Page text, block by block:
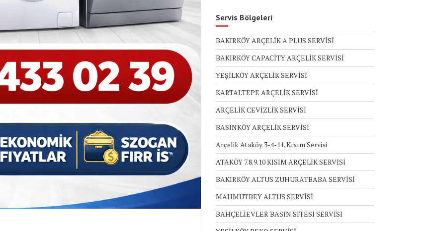
Servis Bölgeleri
BAKIRKÖY ARÇELİK A PLUS SERVİSİ
BAKIRKÖY CAPACİTY ARÇELİK SERVİSİ
YEŞİLKÖY ARÇELİK SERVİSİ
KARTALTEPE ARÇELİK SERVİSİ
ARÇELİK CEVİZLİK SERVİSİ
BASINKÖY ARÇELİK SERVİSİ
Arçelik Ataköy 3-4-11. Kısım Servisi
ATAKÖY 7.8.9.10 KISIM ARÇELİK SERVİSİ
BAKIRKÖY ALTUS ZUHURATBABA SERVİSİ
MAHMUTBEY ALTUS SERVİSİ
BAHÇELİEVLER BASIN SİTESİ SERVİSİ